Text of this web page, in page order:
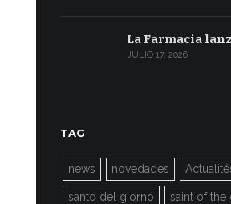
La Farmacia
JULIO 17, 2026
TAG
news novedades
santo del giorno saint of the